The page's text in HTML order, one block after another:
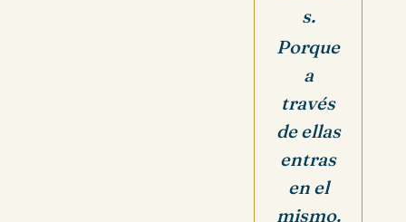
s.
Porque
a
través
de ellas
entras
en el
mismo.